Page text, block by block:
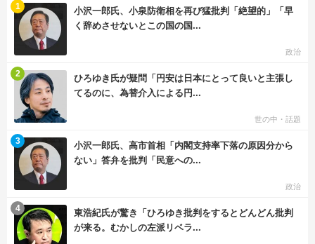
小沢一郎氏、小泉防衛相を再び猛批判「絶望的」「早
く辞めさせないとこの国の国...
政治
1
ひろゆき氏が疑問「円安は日本にとって良いと主張し
てるのに、為替介入による円...
世の中・話題
2
小沢一郎氏、高市首相「内閣支持率下落の原因分から
ない」答弁を批判「民意への...
政治
3
東浩紀氏が驚き「ひろゆき批判をするとどんどん批判
が来る。むかしの左派リベラ...
4